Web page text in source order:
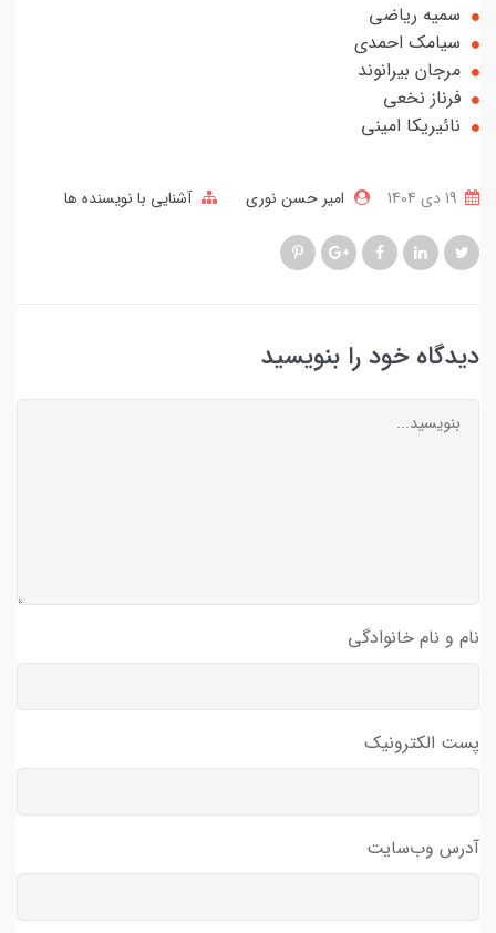
سمیه ریاضی
سیامک احمدی
مرجان بیرانوند
فرناز نخعی
نائیریکا امینی
امیر حسن نوری آشنایی با نویسنده ها
دیدگاه خود را بنویسید
نام و نام خانوادگی
پست الکترونیک
آدرس وب‌سایت